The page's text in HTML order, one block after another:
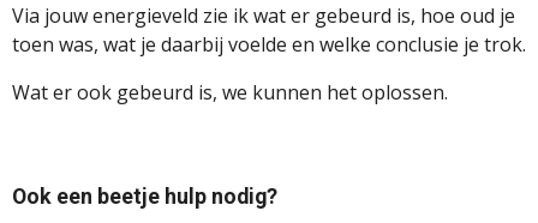
Via jouw energieveld zie ik wat er gebeurd is, hoe oud je
toen was, wat je daarbij voelde en welke conclusie je trok.
Wat er ook gebeurd is, we kunnen het oplossen.
Ook een beetje hulp nodig?